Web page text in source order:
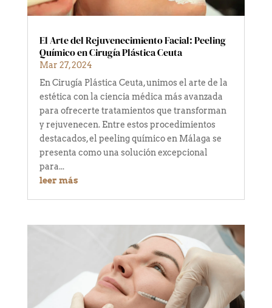
El Arte del Rejuvenecimiento Facial: Peeling
Químico en Cirugía Plástica Ceuta
Mar 27, 2024
En Cirugía Plástica Ceuta, unimos el arte de la
estética con la ciencia médica más avanzada
para ofrecerte tratamientos que transforman
y rejuvenecen. Entre estos procedimientos
destacados, el peeling químico en Málaga se
presenta como una solución excepcional
para...
leer más